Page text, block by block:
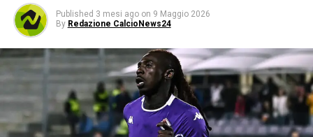
Published 3 mesi ago on 9 Maggio 2026
By Redazione CalcioNews24